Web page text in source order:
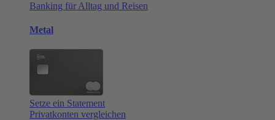
Banking für Alltag und Reisen
Metal
Setze ein Statement
Privatkonten vergleichen